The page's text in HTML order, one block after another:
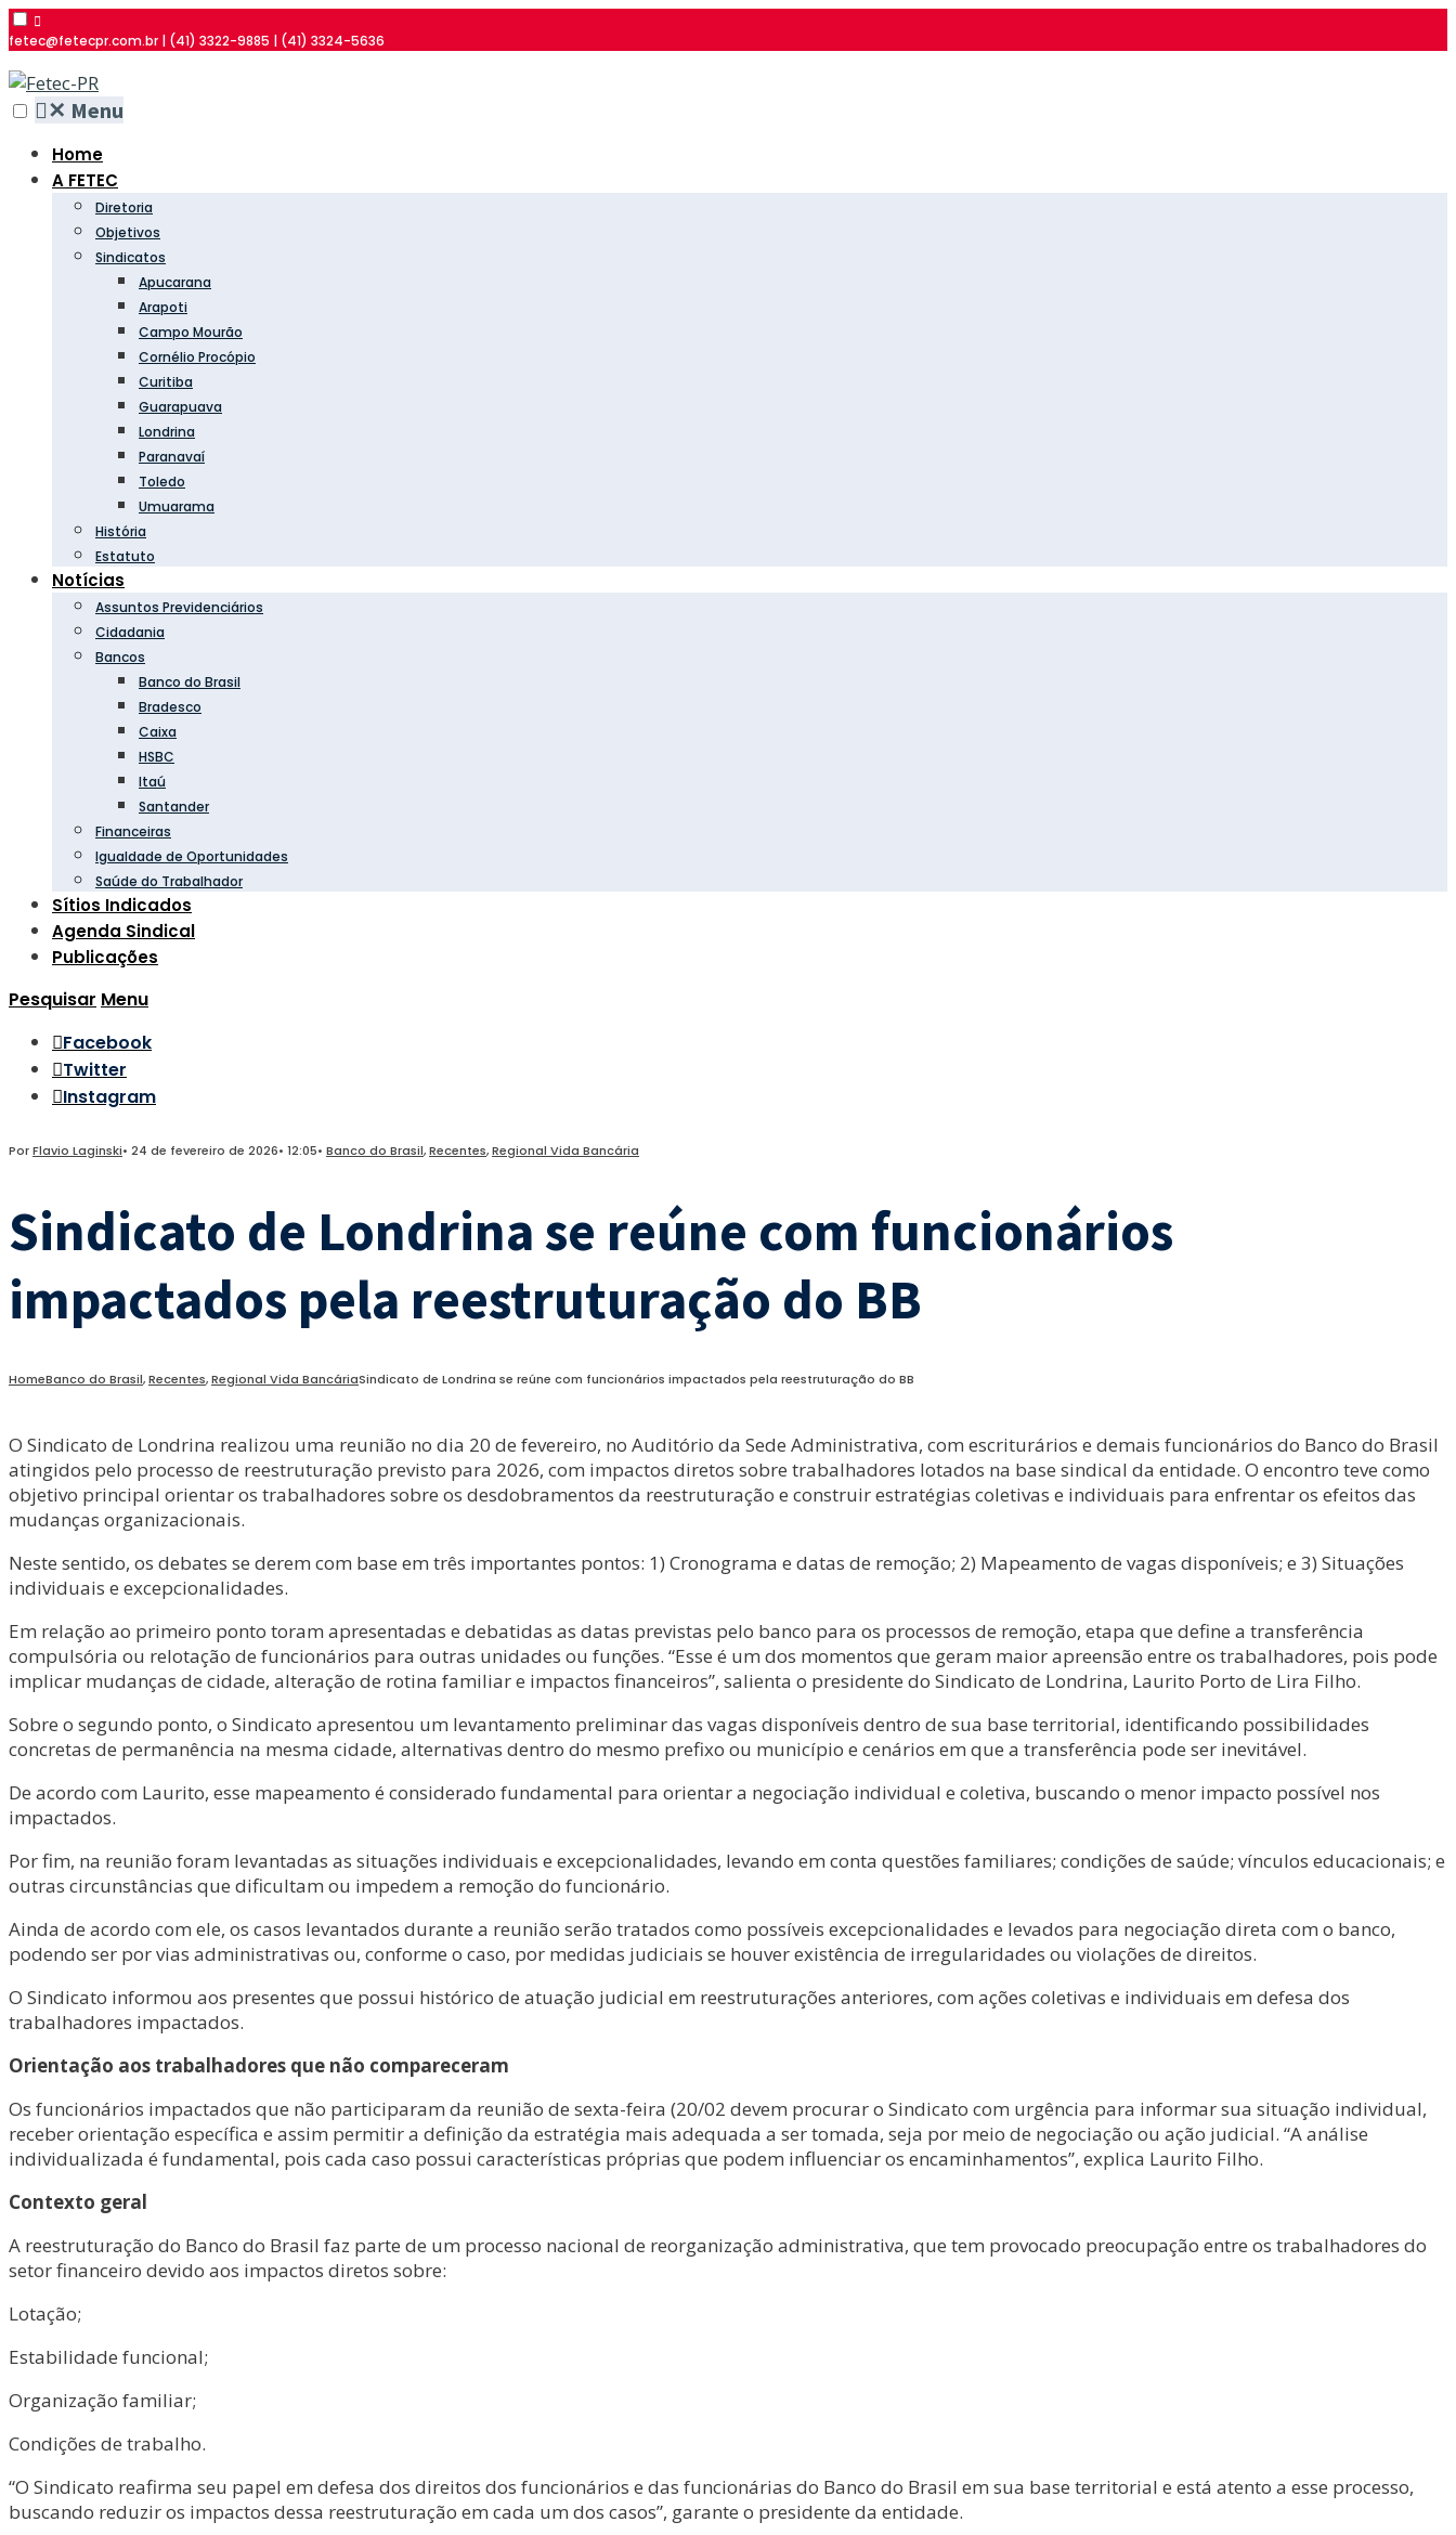
fetec@fetecpr.com.br | (41) 3322-9885 | (41) 3324-5636
✕ Menu
Home
A FETEC
Diretoria
Objetivos
Sindicatos
Apucarana
Arapoti
Campo Mourão
Cornélio Procópio
Curitiba
Guarapuava
Londrina
Paranavaí
Toledo
Umuarama
História
Estatuto
Notícias
Assuntos Previdenciários
Cidadania
Bancos
Banco do Brasil
Bradesco
Caixa
HSBC
Itaú
Santander
Financeiras
Igualdade de Oportunidades
Saúde do Trabalhador
Sítios Indicados
Agenda Sindical
Publicações
Pesquisar Menu
Facebook
Twitter
Instagram
PorFlavio Laginski• 24 de fevereiro de 2026• 12:05• Banco do Brasil,Recentes,Regional Vida Bancária
Sindicato de Londrina se reúne com funcionários
impactados pela reestruturação do BB
HomeBanco do Brasil,Recentes,Regional Vida BancáriaSindicato de Londrina se reúne com funcionários impactados pela reestruturação do BB
O Sindicato de Londrina realizou uma reunião no dia 20 de fevereiro, no Auditório da Sede Administrativa, com escriturários e demais funcionários do Banco do Brasil
atingidos pelo processo de reestruturação previsto para 2026, com impactos diretos sobre trabalhadores lotados na base sindical da entidade. O encontro teve como
objetivo principal orientar os trabalhadores sobre os desdobramentos da reestruturação e construir estratégias coletivas e individuais para enfrentar os efeitos das
mudanças organizacionais.
Neste sentido, os debates se derem com base em três importantes pontos: 1) Cronograma e datas de remoção; 2) Mapeamento de vagas disponíveis; e 3) Situações
individuais e excepcionalidades.
Em relação ao primeiro ponto toram apresentadas e debatidas as datas previstas pelo banco para os processos de remoção, etapa que define a transferência
compulsória ou relotação de funcionários para outras unidades ou funções. “Esse é um dos momentos que geram maior apreensão entre os trabalhadores, pois pode
implicar mudanças de cidade, alteração de rotina familiar e impactos financeiros”, salienta o presidente do Sindicato de Londrina, Laurito Porto de Lira Filho.
Sobre o segundo ponto, o Sindicato apresentou um levantamento preliminar das vagas disponíveis dentro de sua base territorial, identificando possibilidades
concretas de permanência na mesma cidade, alternativas dentro do mesmo prefixo ou município e cenários em que a transferência pode ser inevitável.
De acordo com Laurito, esse mapeamento é considerado fundamental para orientar a negociação individual e coletiva, buscando o menor impacto possível nos
impactados.
Por fim, na reunião foram levantadas as situações individuais e excepcionalidades, levando em conta questões familiares; condições de saúde; vínculos educacionais; e
outras circunstâncias que dificultam ou impedem a remoção do funcionário.
Ainda de acordo com ele, os casos levantados durante a reunião serão tratados como possíveis excepcionalidades e levados para negociação direta com o banco,
podendo ser por vias administrativas ou, conforme o caso, por medidas judiciais se houver existência de irregularidades ou violações de direitos.
O Sindicato informou aos presentes que possui histórico de atuação judicial em reestruturações anteriores, com ações coletivas e individuais em defesa dos
trabalhadores impactados.
Orientação aos trabalhadores que não compareceram
Os funcionários impactados que não participaram da reunião de sexta-feira (20/02 devem procurar o Sindicato com urgência para informar sua situação individual,
receber orientação específica e assim permitir a definição da estratégia mais adequada a ser tomada, seja por meio de negociação ou ação judicial. “A análise
individualizada é fundamental, pois cada caso possui características próprias que podem influenciar os encaminhamentos”, explica Laurito Filho.
Contexto geral
A reestruturação do Banco do Brasil faz parte de um processo nacional de reorganização administrativa, que tem provocado preocupação entre os trabalhadores do
setor financeiro devido aos impactos diretos sobre:
Lotação;
Estabilidade funcional;
Organização familiar;
Condições de trabalho.
“O Sindicato reafirma seu papel em defesa dos direitos dos funcionários e das funcionárias do Banco do Brasil em sua base territorial e está atento a esse processo,
buscando reduzir os impactos dessa reestruturação em cada um dos casos”, garante o presidente da entidade.